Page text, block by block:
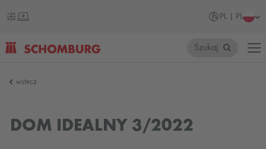
PL | PL
Szukaj
wstecz
DOM IDEALNY 3/2022